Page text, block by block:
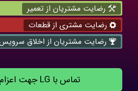
رضایت مشتریان از تعمیر
رضایت مشتری از قطعات
رضایت مشتریان از اخلاق سرویس
تماس با LG جهت اعزام سریع سرویس کار ال جی به محل شما